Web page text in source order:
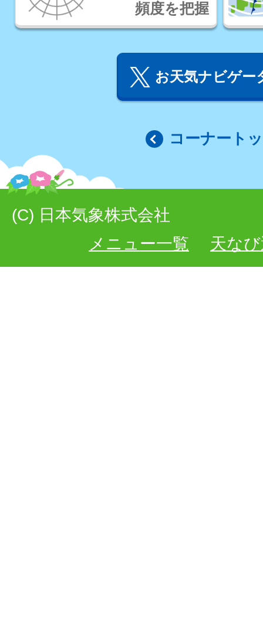
頻度を把握
お天気ナビゲー
コーナート
(C) 日本気象株式会社
メニュー一覧
天な